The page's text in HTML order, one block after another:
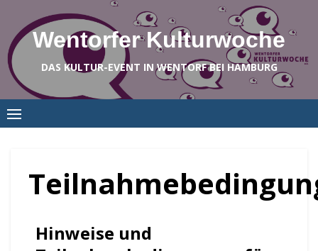
contentWentorfer Kulturwoche
DAS KULTUR-EVENT IN WENTORF BEI HAMBURG
Hinweise und